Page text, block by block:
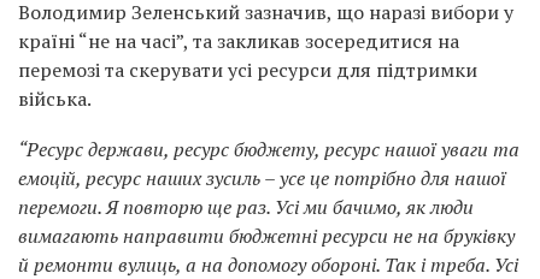
Володимир Зеленський зазначив, що наразі вибори у
країні “не на часі”, та закликав зосередитися на
перемозі та скерувати усі ресурси для підтримки
війська.
“Ресурс держави, ресурс бюджету, ресурс нашої уваги та
емоцій, ресурс наших зусиль – усе це потрібно для нашої
перемоги. Я повторю ще раз. Усі ми бачимо, як люди
вимагають направити бюджетні ресурси не на бруківку
й ремонти вулиць, а на допомогу обороні. Так і треба. Усі